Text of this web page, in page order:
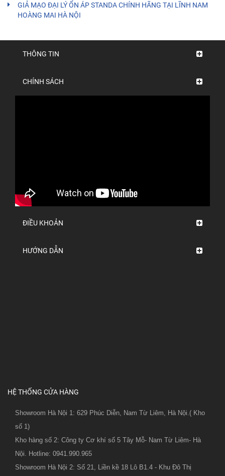
GIẢ MẠO ĐẠI LÝ ỔN ÁP STANDA CHÍNH HÃNG TẠI LĨNH NAM
HOÀNG MAI HÀ NỘI
THÔNG TIN
CHÍNH SÁCH
ĐIỀU KHOẢN
HƯỚNG DẪN
HỆ THỐNG CỬA HÀNG
Showroom Hà Nội 1: 629 Phúc Diễn, Nam Từ Liêm, Hà Nội.( Kho
số 1)
Kho hàng số 2: Công ty Cơ khí số 5 Tây Mỗ- Nam Từ Liêm- Hà
Nội. Hotline: 0941.990.965
Showroom Hà Nội 2: Số 21, Liền kề 18 Lô B1.4 - Khu Đô Thị